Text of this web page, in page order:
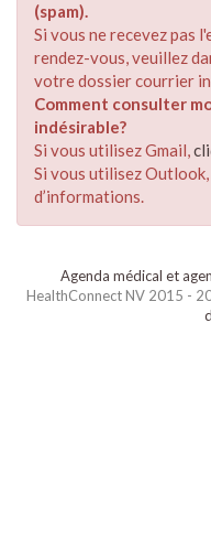
(spam).
Si vous ne recevez pas
rendez-vous, veuillez
votre dossier courrier
Comment consulter
indésirable?
Si vous utilisez Gmail,
Si vous utilisez Outlook,
d’informations.
Agenda médical et
HealthConnect NV 2015 -